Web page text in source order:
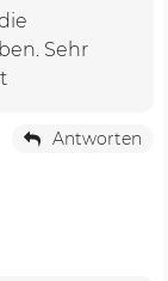
Sehr
Antworten